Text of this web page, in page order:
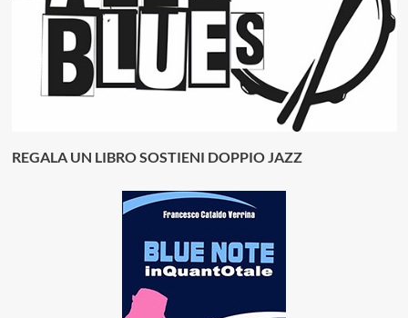
REGALA UN LIBRO SOSTIENI DOPPIO JAZZ